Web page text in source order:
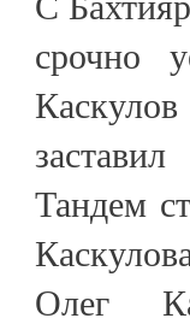
срочно
Тандем
Олег